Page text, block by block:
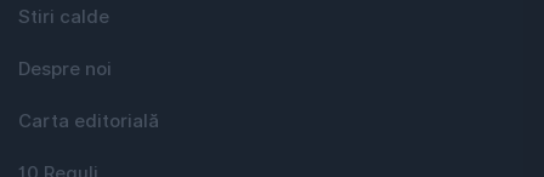
Stiri calde
Despre noi
Carta editorială